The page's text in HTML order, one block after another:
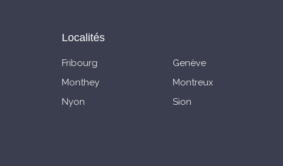
Localités
Fribourg Genève
Monthey
Montreux
Nyon
Sion